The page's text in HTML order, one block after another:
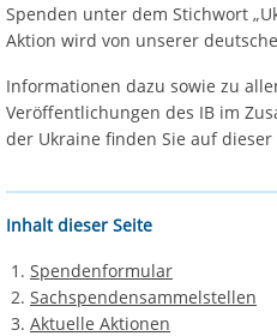
Spenden unter dem Stichwort
Aktion wird von unserer
Informationen dazu sowie zu
Veröffentlichungen des IB im
der Ukraine finden Sie auf dieser
Inhalt dieser Seite
Spendenformular
Sachspendensammelstellen
Aktuelle Aktionen